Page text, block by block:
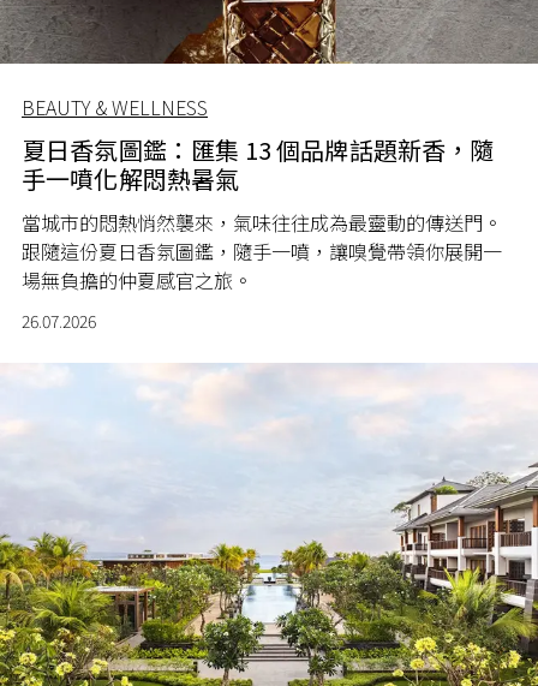
BEAUTY & WELLNESS
夏日香氛圖鑑：匯集 13 個品牌話題新香，隨
手一噴化解悶熱暑氣
當城市的悶熱悄然襲來，氣味往往成為最靈動的傳送門。
跟隨這份夏日香氛圖鑑，隨手一噴，讓嗅覺帶領你展開一
場無負擔的仲夏感官之旅。
26.07.2026